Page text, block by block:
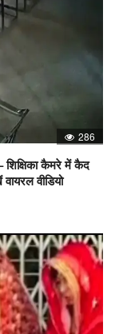
286
कैमरे में कैद
वीडियो